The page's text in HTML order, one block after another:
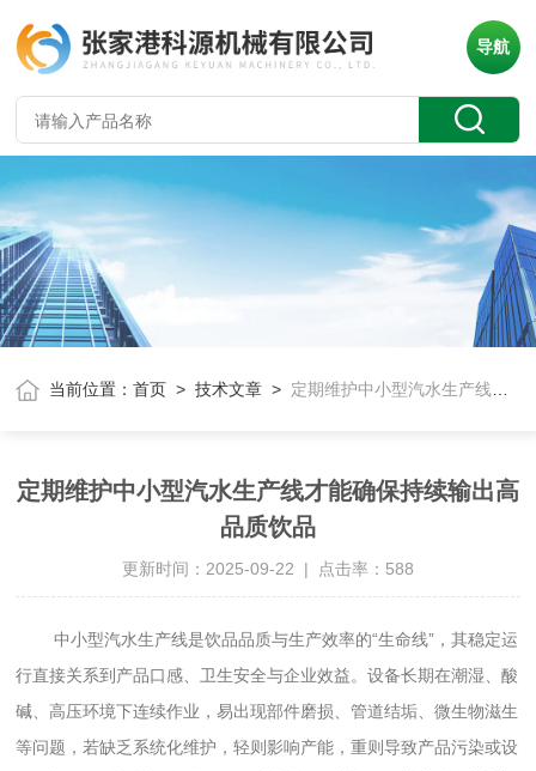
导航
当前位置：首页 >技术文章 > 定期维护中小型汽水生产线才能确保持续输出高品质饮品
定期维护中小型汽水生产线才能确保持续输出高
品质饮品
更新时间：2025-09-22 | 点击率：588
中小型汽水生产线是饮品品质与生产效率的“生命线”，其稳定运
行直接关系到产品口感、卫生安全与企业效益。设备长期在潮湿、酸
碱、高压环境下连续作业，易出现部件磨损、管道结垢、微生物滋生
等问题，若缺乏系统化维护，轻则影响产能，重则导致产品污染或设